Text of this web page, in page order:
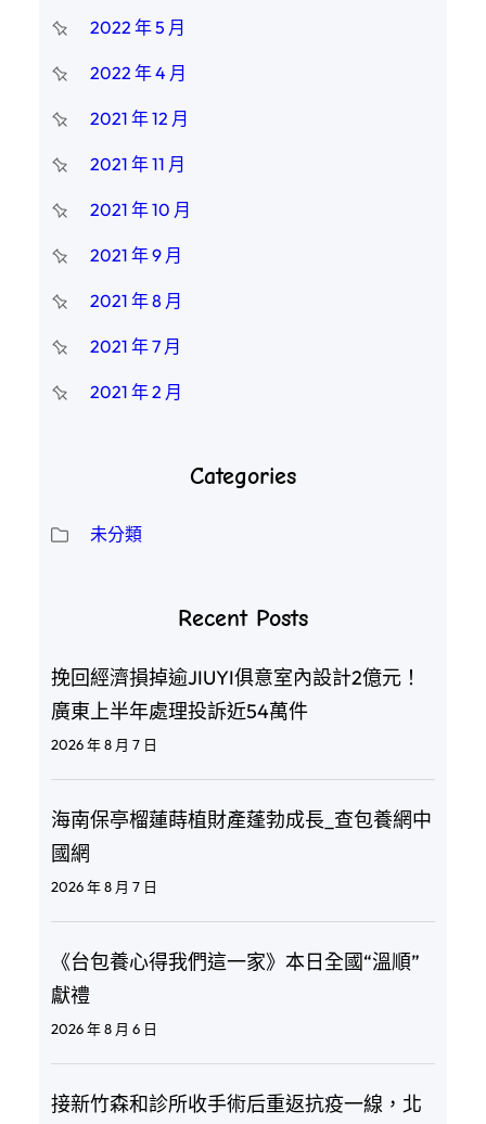
2022 年 5 月
2022 年 4 月
2021 年 12 月
2021 年 11 月
2021 年 10 月
2021 年 9 月
2021 年 8 月
2021 年 7 月
2021 年 2 月
Categories
未分類
Recent Posts
挽回經濟損掉逾JIUYI俱意室內設計2億元！
廣東上半年處理投訴近54萬件
2026 年 8 月 7 日
海南保亭榴蓮蒔植財產蓬勃成長_查包養網中
國網
2026 年 8 月 7 日
《台包養心得我們這一家》本日全國“溫順”
獻禮
2026 年 8 月 6 日
接新竹森和診所收手術后重返抗疫一線，北